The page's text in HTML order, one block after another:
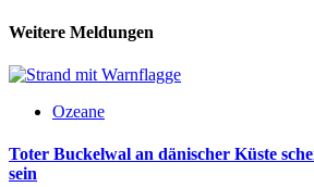
Weitere Meldungen
Ozeane
Toter Buckelwal an dänischer Küste
sein